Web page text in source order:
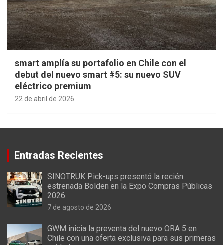
smart amplía su portafolio en Chile con el
debut del nuevo smart #5: su nuevo SUV
eléctrico premium
22 de abril de 2026
Entradas Recientes
SINOTRUK Pick-ups presentó la recién
estrenada Bolden en la Expo Compras Públicas
2026
7 de agosto de 2026
GWM inicia la preventa del nuevo ORA 5 en
Chile con una oferta exclusiva para sus primeras